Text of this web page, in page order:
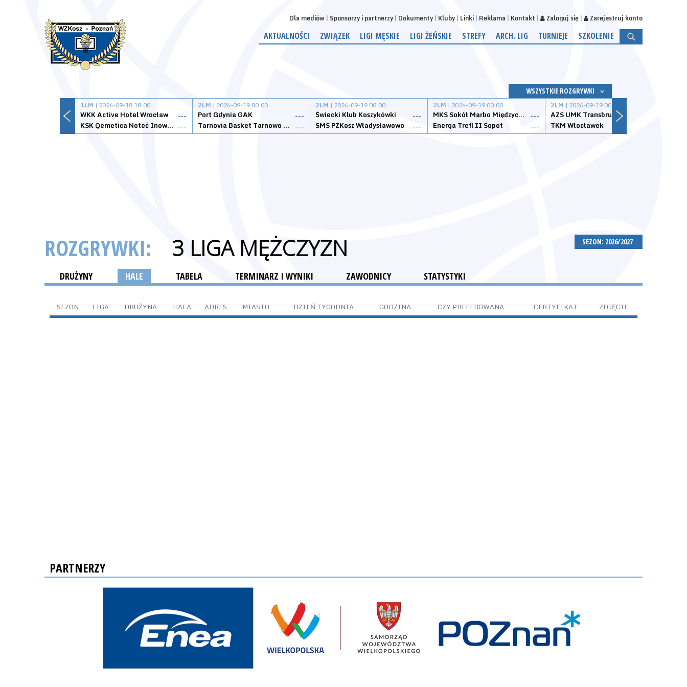
Dla mediów Sponsorzy i partnerzy Dokumenty Kluby Linki Reklama Kontakt Zaloguj się Zarejestruj konto
AKTUALNOŚCI ZWIĄZEK LIGI MĘSKIE LIGI ŻEŃSKIE STREFY ARCH. LIG TURNIEJE SZKOLENIE
WSZYSTKIE ROZGRYWKI
1LM | 2026-09-18 18:00
WKK Active Hotel Wrocław
---
KSK Qemetica Noteć Inowrocław ---
2LM | 2026-09-19 00:00
Port Gdynia GAK
---
Tarnovia Basket Tarnowo Podgórne ---
2LM | 2026-09-19 00:00
Świecki Klub Koszykówki
---
SMS PZKosz Władysławowo
---
2LM | 2026-09-19 00:00
MKS Sokół Marbo Międzychód ---
Energa Trefl II Sopot
---
2LM | 2026-09-19 00:00
AZS UMK Transbruk Toruń
TKM Włocławek
SEZON: 2026/2027
ROZGRYWKI: 3 LIGA MĘŻCZYZN
DRUŻYNY HALE TABELA TERMINARZ I WYNIKI ZAWODNICY STATYSTYKI
SEZON LIGA DRUŻYNA HALA ADRES MIASTO DZIEŃ TYGODNIA GODZINA CZY PREFEROWANA CERTYFIKAT ZDJĘCIE
PARTNERZY